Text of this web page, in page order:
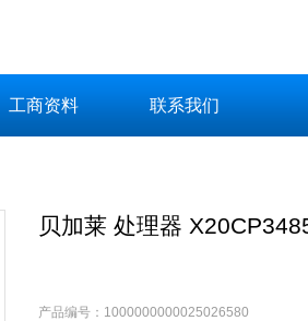
工商资料 联系我们
贝加莱 处理器
产品编号：1000000000025026580